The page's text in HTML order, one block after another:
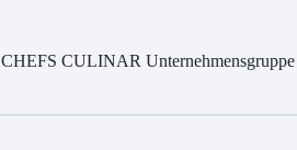
CHEFS CULINAR Unternehmensgruppe